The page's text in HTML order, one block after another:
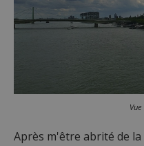
Après m'être abrité de